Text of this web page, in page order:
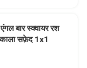
बार स्क्वायर रश
सफ़ेद 1x1